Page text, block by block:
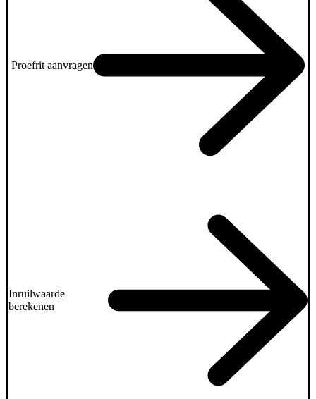
Proefrit aanvragen
Inruilwaarde
berekenen